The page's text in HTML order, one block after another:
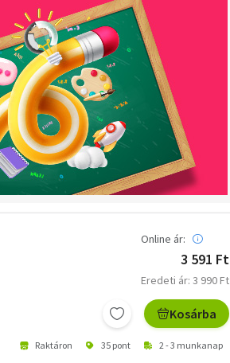
Online ár:
3 591 Ft
Eredeti ár: 3 990 Ft
Kosárba
Raktáron 35 pont 2 - 3 munkanap